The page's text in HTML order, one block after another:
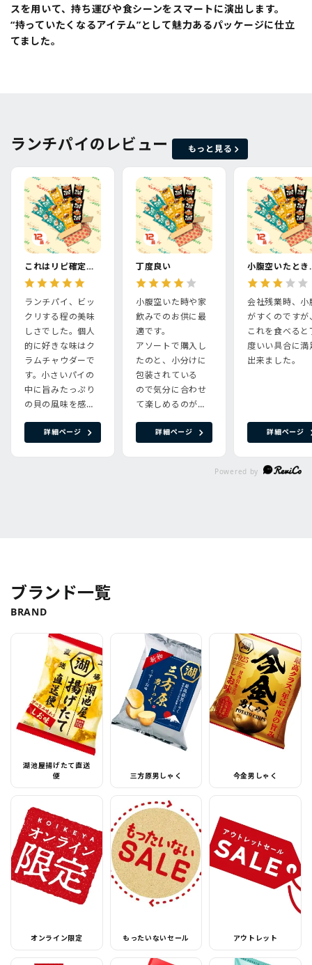
スを用いて、持ち運びや食シーンをスマートに演出します。
“持っていたくなるアイテム”として魅力あるパッケージに仕立
てました。
ランチパイのレビュー もっと見る
これはリピ確定です！
詳細ページ
ランチパイ、ビッ
クリする程の美味
しさでした。個人
的に好きな味はク
ラムチャウダーで
す。小さいパイの
中に旨みたっぷり
の貝の風味を感じ
っという間に無く
にまた購入しま
す！
丁度良い
詳細ページ
小腹空いた時や家
飲みでのお供に最
適です。
アソートで購入し
たのと、小分けに
包装されている
ので気分に合わせ
て楽しめるのが良
小腹
詳細ページ
会社残業時、小
がすくのですが
これを食べると
度いい具合に満
出来ました。
ブランド一覧
BRAND
湖池屋揚げたて直送
便
三方原男しゃく 今金男しゃく
オンライン限定 もったいないセール アウトレット